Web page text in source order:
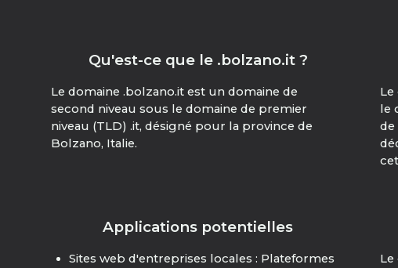
Qu'est-ce que le .bolzano.it ?
Le domaine .bolzano.it est un domaine de
second niveau sous le domaine de premier
niveau (TLD) .it, désigné pour la province de
Bolzano, Italie.
le
de
Applications potentielles
Sites web d'entreprises locales : Plateformes
Le